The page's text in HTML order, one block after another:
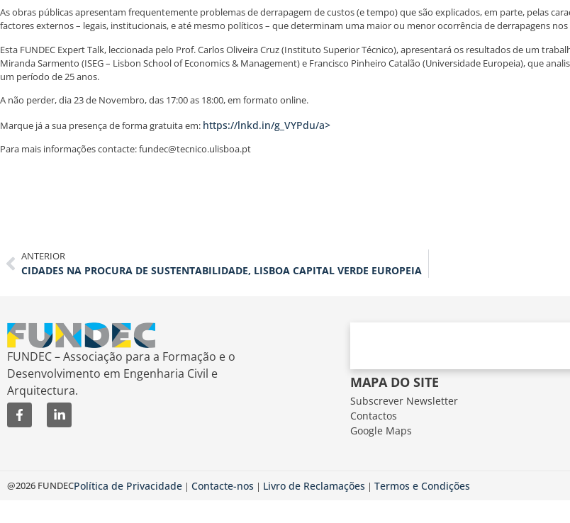
As obras públicas apresentam frequentemente problemas de derrapagem de custos (e tempo) que são explicados, em parte, pelas
factores externos – legais, institucionais, e até mesmo políticos – que determinam uma maior ou menor ocorrência de derrapagens
Esta FUNDEC Expert Talk, leccionada pelo Prof. Carlos Oliveira Cruz (Instituto Superior Técnico), apresentará os resultados de um
Miranda Sarmento (ISEG – Lisbon School of Economics & Management) e Francisco Pinheiro Catalão (Universidade Europeia), que
um período de 25 anos.
A não perder, dia 23 de Novembro, das 17:00 as 18:00, em formato online.
Marque já a sua presença de forma gratuita em: https://lnkd.in/g_VYPdu/a>
Para mais informações contacte: fundec@tecnico.ulisboa.pt
ANTERIOR
CIDADES NA PROCURA DE SUSTENTABILIDADE, LISBOA CAPITAL VERDE EUROPEIA
FUNDEC – Associação para a Formação e o
Desenvolvimento em Engenharia Civil e
Arquitectura.
MAPA DO SITE
Subscrever Newsletter
Contactos
Google Maps
@2026 FUNDECPolítica de Privacidade | Contacte-nos | Livro de Reclamações | Termos e Condições